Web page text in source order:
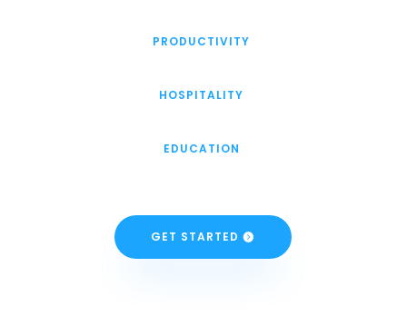
PRODUCTIVITY
HOSPITALITY
EDUCATION
GET STARTED